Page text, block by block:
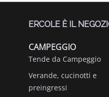
ERCOLE È IL
CAMPEGGIO
Tende da Campeggio
Verande, cucinotti e
preingressi